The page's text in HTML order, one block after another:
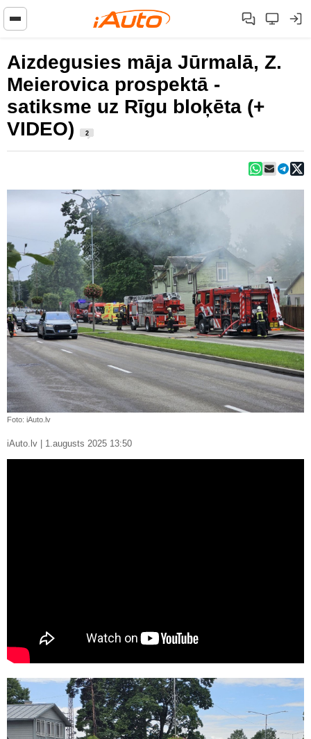
Aizdegusies māja Jūrmalā, Z.
Meierovica prospektā -
satiksme uz Rīgu bloķēta (+
VIDEO)
2
Foto: iAuto.lv
iAuto.lv | 1.augusts 2025 13:50